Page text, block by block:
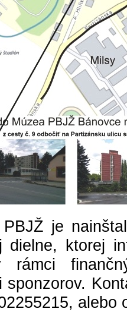
je
dielne, ktorej
rámci
sponzorov.
alebo